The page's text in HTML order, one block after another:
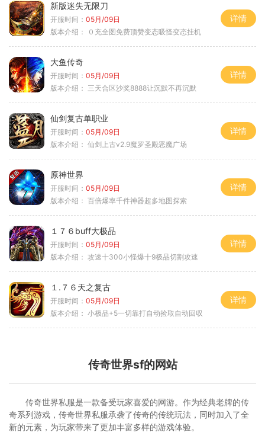
新版迷失无限刀
开服时间： 05月/09日
版本介绍：
０充全图免费顶赞变态吸怪变态挂机
详情
大鱼传奇
开服时间： 05月/09日
版本介绍： 三天合区沙奖8888让沉默不再沉默
详情
仙剑复古单职业
开服时间： 05月/09日
版本介绍： 仙剑上古v2.9魔罗圣殿恶魔广场
详情
原神世界
开服时间： 05月/09日
版本介绍： 百倍爆率千件神器超多地图探索
详情
１７６buff大极品
开服时间： 05月/09日
版本介绍： 攻速十300小怪爆十9极品切割攻速
详情
１.７６天之复古
开服时间： 05月/09日
版本介绍： 小极品+5一切靠打自动捡取自动回収
详情
传奇世界sf的网站
传奇世界私服是一款备受玩家喜爱的网游。作为经典老牌的传
奇系列游戏，传奇世界私服承袭了传奇的传统玩法，同时加入了全
新的元素，为玩家带来了更加丰富多样的游戏体验。